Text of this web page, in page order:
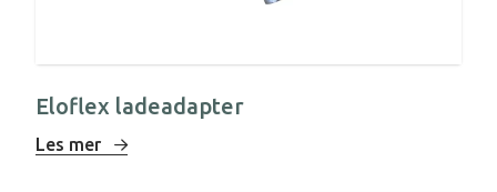
Eloflex ladeadapter
Les mer